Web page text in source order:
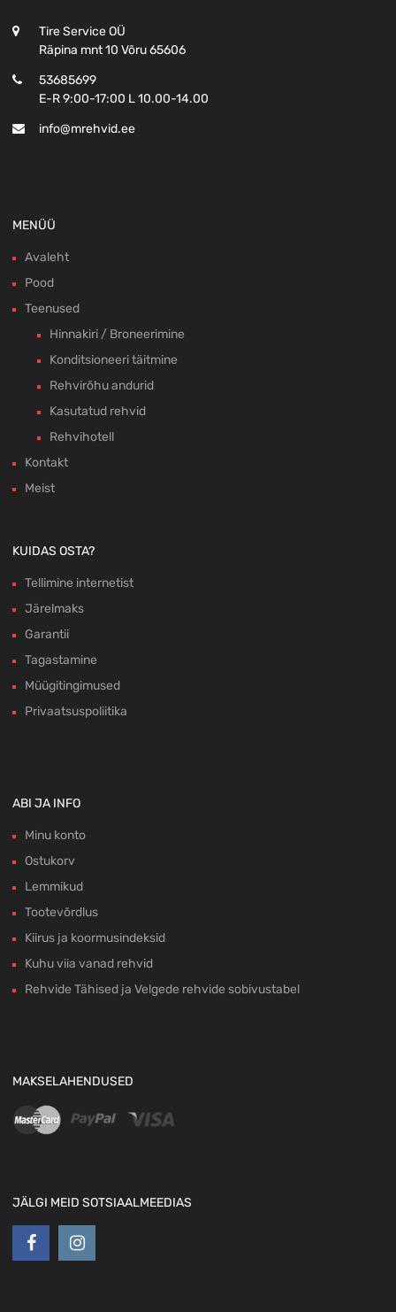
Tire Service OÜ
Räpina mnt 10 Võru 65606
53685699
E-R 9:00-17:00 L 10.00-14.00
info@mrehvid.ee
MENÜÜ
Avaleht
Pood
Teenused
Hinnakiri / Broneerimine
Konditsioneeri täitmine
Rehvirõhu andurid
Kasutatud rehvid
Rehvihotell
Kontakt
Meist
KUIDAS OSTA?
Tellimine internetist
Järelmaks
Garantii
Tagastamine
Müügitingimused
Privaatsuspoliitika
ABI JA INFO
Minu konto
Ostukorv
Lemmikud
Tootevõrdlus
Kiirus ja koormusindeksid
Kuhu viia vanad rehvid
Rehvide Tähised ja Velgede rehvide sobivustabel
MAKSELAHENDUSED
JÄLGI MEID SOTSIAALMEEDIAS